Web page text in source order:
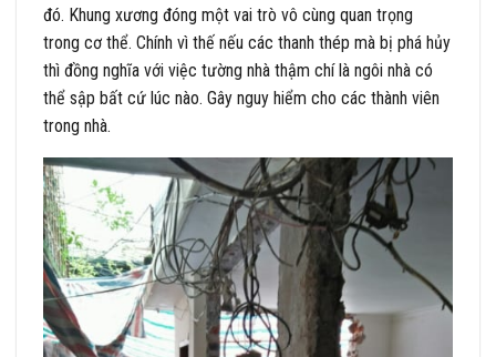
đó. Khung xương đóng một vai trò vô cùng quan trọng
trong cơ thể. Chính vì thế nếu các thanh thép mà bị phá hủy
thì đồng nghĩa với việc tường nhà thậm chí là ngôi nhà có
thể sập bất cứ lúc nào. Gây nguy hiểm cho các thành viên
trong nhà.